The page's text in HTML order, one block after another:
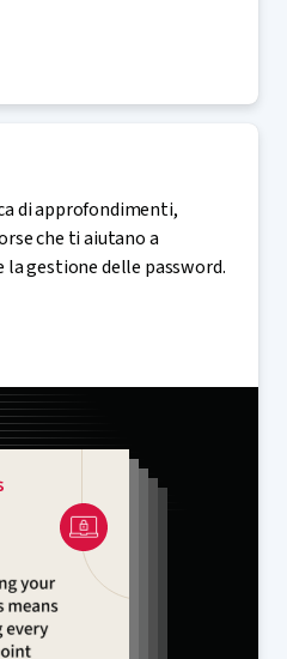
dei prodotti.
di approfondimenti,
gestione delle password.